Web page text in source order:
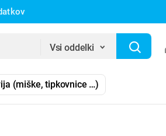
Vsi oddelki
(miške, tipkovnice …)